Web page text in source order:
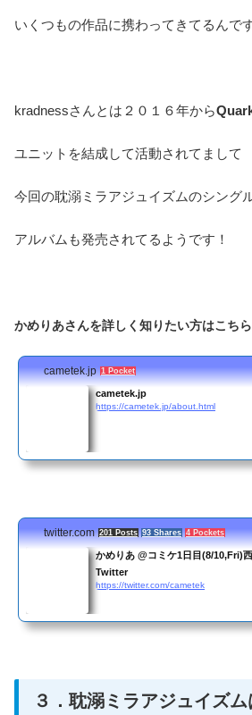
いくつもの作品に携わってきてるんです
kradnessさんとは２０１６年から
ユニットを結成して活動されてまして
今回の耽溺ミラアジュイズムのシング
アルバムも発売されてるようです！
かめりあさんを詳しく知りたい方はこちら
cametek.jp 1 Pocket
cametek.jp
https://cametek.jp/about.html
twitter.com 201 Posts 93 Shares 4 Pockets
かめりあ @コミケ1日目(8/10,Fri)
Twitter
https://twitter.com/cametek
３．耽溺ミラアジュイズ